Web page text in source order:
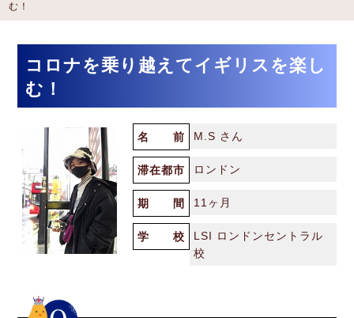
む！
コロナを乗り越えてイギリスを楽し
む！
名 前 M.S さん
滞在都市 ロンドン
期 間 11ヶ月
学 校
LSI ロンドンセントラル
校